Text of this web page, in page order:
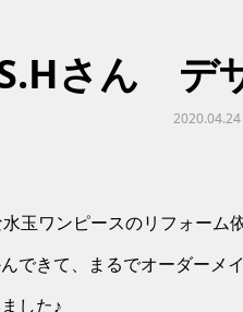
さん デ
2020.04.24
玉ワンピースのリフォー
できて、まるでオーダーメ
した♪